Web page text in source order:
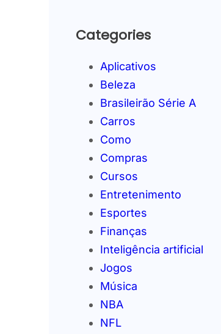
Categories
Aplicativos
Beleza
Brasileirão Série A
Carros
Como
Compras
Cursos
Entretenimento
Esportes
Finanças
Inteligência artificial
Jogos
Música
NBA
NFL